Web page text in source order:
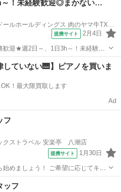
～！未経験歓迎◎まかない…
提携サイト 2月4日
迎★週2日～、1日3h～！未経験歓
容：
していない🎹】ピアノを買いま
！最大限買取します
Ad
フ
クストラベル 安楽亭 八潮店
提携サイト 1月30日
めましょう！ ご希望に応じてキッ
くさんの人を笑顔にできるお仕事で
れます！ 仕事内容： ★☆
ッフ